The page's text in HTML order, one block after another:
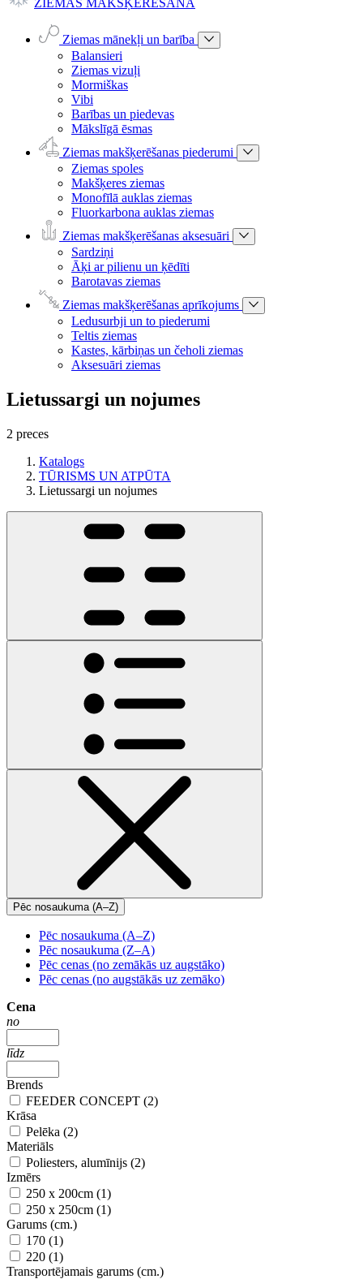
ZIEMAS MAKŠĶERĒŠANA
Ziemas mānekļi un barība
Balansieri
Ziemas vizuļi
Mormiškas
Vibi
Barības un piedevas
Mākslīgā ēsmas
Ziemas makšķerēšanas piederumi
Ziemas spoles
Makšķeres ziemas
Monofīlā auklas ziemas
Fluorkarbona auklas ziemas
Ziemas makšķerēšanas aksesuāri
Sardziņi
Āķi ar pilienu un ķēdīti
Barotavas ziemas
Ziemas makšķerēšanas aprīkojums
Ledusurbji un to piederumi
Teltis ziemas
Kastes, kārbiņas un čeholi ziemas
Aksesuāri ziemas
Lietussargi un nojumes
2 preces
Katalogs
TŪRISMS UN ATPŪTA
Lietussargi un nojumes
Pēc nosaukuma (A–Z)
Pēc nosaukuma (A–Z)
Pēc nosaukuma (Z–A)
Pēc cenas (no zemākās uz augstāko)
Pēc cenas (no augstākās uz zemāko)
Cena
no
līdz
Brends
FEEDER CONCEPT (2)
Krāsa
Pelēka (2)
Materiāls
Poliesters, alumīnijs (2)
Izmērs
250 x 200cm (1)
250 x 250cm (1)
Garums (cm.)
170 (1)
220 (1)
Transportējamais garums (cm.)